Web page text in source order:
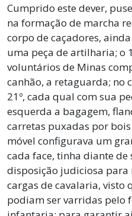
Cumprido este dever,
na formação de marcha
corpo de caçadores,
uma peça de artilharia; o
voluntários de Minas
canhão, a retaguarda; no
21º, cada qual com sua
esquerda a bagagem,
carretas puxadas por
móvel configurava um
cada face, tinha diante
disposição judiciosa para
cargas de cavalaria, visto
podiam ser varridas pelo